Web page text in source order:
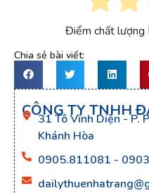
Điểm chất lượng
Chia sẻ bài viết:
CÔNG TY TNHH
31 Tô Vĩnh Diện - P.
Khánh Hòa
0905.811081 -